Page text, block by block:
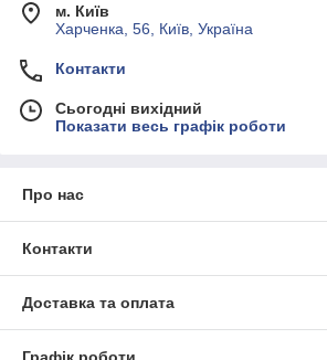
м. Київ
Харченка, 56, Київ, Україна
Контакти
Сьогодні вихідний
Показати весь графік роботи
Про нас
Контакти
Доставка та оплата